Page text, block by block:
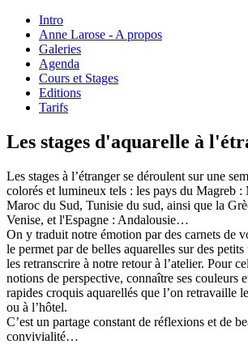
Intro
Anne Larose - A propos
Galeries
Agenda
Cours et Stages
Editions
Tarifs
Les stages d'aquarelle à
Les stages à l’étranger se déroulent sur une
colorés et lumineux tels : les pays du Magreb
Maroc du Sud, Tunisie du sud, ainsi que la
Venise, et l'Espagne : Andalousie…
On y traduit notre émotion par des carnets de
le permet par de belles aquarelles sur des
les retranscrire à notre retour à l’atelier. Pour
notions de perspective, connaître ses couleurs
rapides croquis aquarellés que l’on retravaille
ou à l’hôtel.
C’est un partage constant de réflexions et de
convivialité…